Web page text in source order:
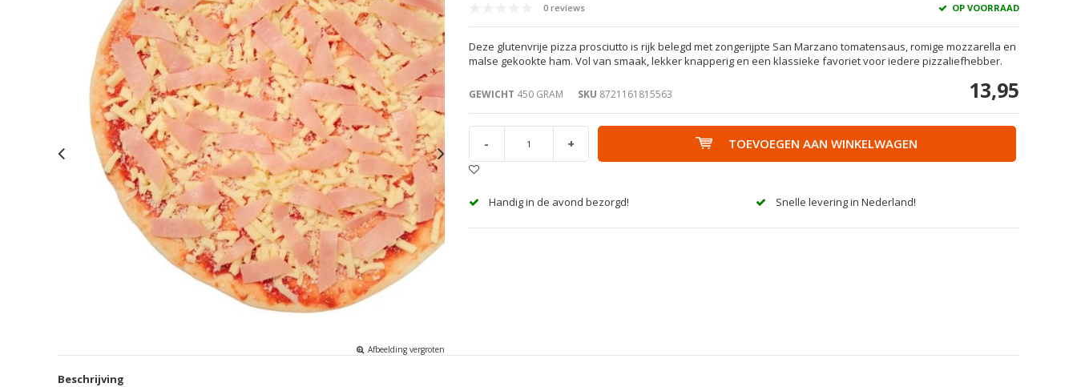
Afbeelding vergroten
0 reviews OP VOORRAAD
Deze glutenvrije pizza prosciutto is rijk belegd met zongerijpte San Marzano tomatensaus, romige mozzarella en
malse gekookte ham. Vol van smaak, lekker knapperig en een klassieke favoriet voor iedere pizzaliefhebber.
GEWICHT 450 GRAM SKU 8721161815563 13,95
- + TOEVOEGEN AAN WINKELWAGEN
Handig in de avond bezorgd! Snelle levering in Nederland!
Beschrijving